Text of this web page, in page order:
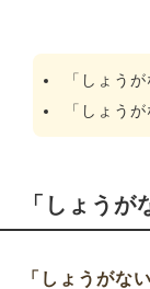
「しょう
「しょう
「しょう
「しょうがない